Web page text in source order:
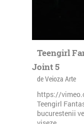
Teengirl
Joint 5
de Veioza Arte
https://
Teengirl
bucurestenii